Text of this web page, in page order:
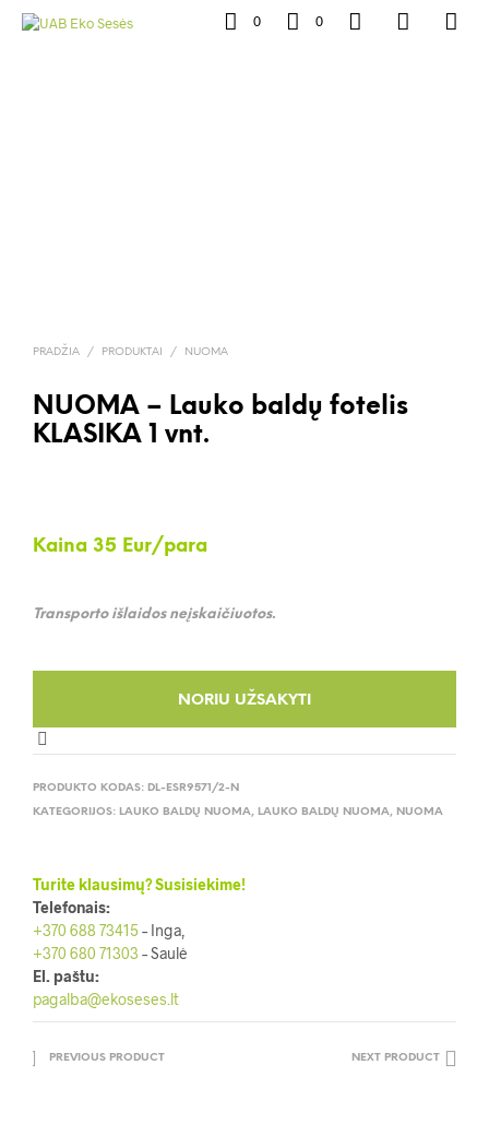
0 0
PRADŽIA / PRODUKTAI / NUOMA
NUOMA – Lauko baldų fotelis
KLASIKA 1 vnt.
Kaina 35 Eur/para
Transporto išlaidos neįskaičiuotos.
PRODUKTO KODAS: DL-ESR9571/2-N
KATEGORIJOS: LAUKO BALDŲ NUOMA, LAUKO BALDŲ NUOMA, NUOMA
Turite klausimų? Susisiekime!
Telefonais:
+370 688 73415– Inga,
+370 680 71303 – Saulė
El. paštu:
pagalba@ekoseses.lt
PREVIOUS PRODUCT NEXT PRODUCT